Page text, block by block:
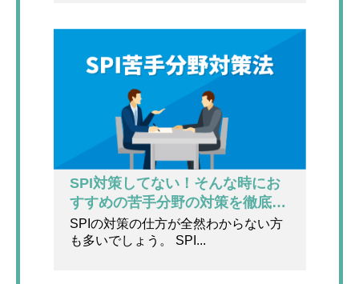
SPI対策してない！そんな時にお
すすめの苦手分野の対策を徹底解
説！
SPIの対策の仕方が全然わからない方
も多いでしょう。 SPI...